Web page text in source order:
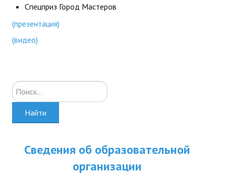
Готовимся к новому учебному году 2026-2027
Профессиональная переподготовка
Повышение квалификации
Спецприз Город Мастеров
(презентация)
(видео)
Искать...
Найти
Сведения об образовательной
организации